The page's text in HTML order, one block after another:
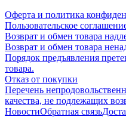
Оферта и политика
Пользовательское
Возврат и обмен товара
Возврат и обмен товара
Порядок предъявления
товара.
Отказ от покупки
Перечень
качества, не подлежащих
НовостиОбратная связь